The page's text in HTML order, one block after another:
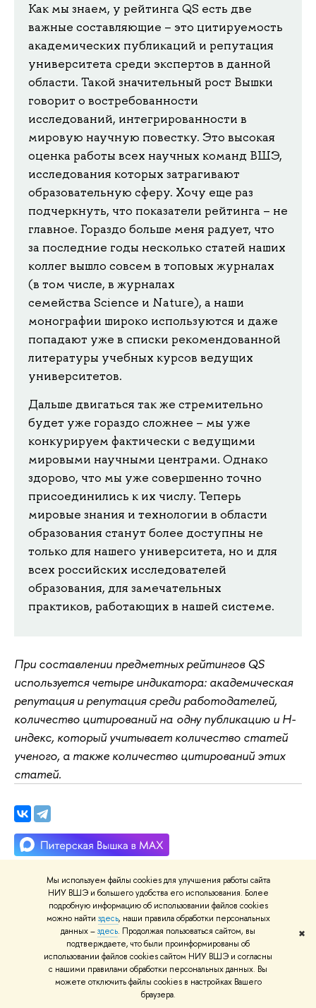
Мы используем файлы cookies для улучшения работы сайта
НИУ ВШЭ и большего удобства его использования. Более
подробную информацию об использовании файлов cookies
можно найти здесь, наши правила обработки персональных
данных –здесь. Продолжая пользоваться сайтом, вы
подтверждаете, что были проинформированы об
использовании файлов cookies сайтом НИУ ВШЭ и согласны
с нашими правилами обработки персональных данных. Вы
можете отключить файлы cookies в настройках Вашего
браузера.
✖
Как мы знаем, у рейтинга QS есть две
важные составляющие – это цитируемость
академических публикаций и репутация
университета среди экспертов в данной
области. Такой значительный рост Вышки
говорит о востребованности
исследований, интегрированности в
мировую научную повестку. Это высокая
оценка работы всех научных команд ВШЭ,
исследования которых затрагивают
образовательную сферу. Хочу еще раз
подчеркнуть, что показатели рейтинга – не
главное. Гораздо больше меня радует, что
за последние годы несколько статей наших
коллег вышло совсем в топовых журналах
(в том числе, в журналах
семейства Science и Nature), а наши
монографии широко используются и даже
попадают уже в списки рекомендованной
литературы учебных курсов ведущих
университетов.
Дальше двигаться так же стремительно
будет уже гораздо сложнее – мы уже
конкурируем фактически с ведущими
мировыми научными центрами. Однако
здорово, что мы уже совершенно точно
присоединились к их числу. Теперь
мировые знания и технологии в области
образования станут более доступны не
только для нашего университета, но и для
всех российских исследователей
образования, для замечательных
практиков, работающих в нашей системе.
При составлении предметных рейтингов QS
используется четыре индикатора: академическая
репутация и репутация среди работодателей,
количество цитирований на одну публикацию и H-
индекс, который учитывает количество статей
ученого, а также количество цитирований этих
статей.
4 марта 2021
Рубрики